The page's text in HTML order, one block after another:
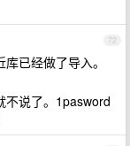
72
已经做了导入。
不说了。1pasword